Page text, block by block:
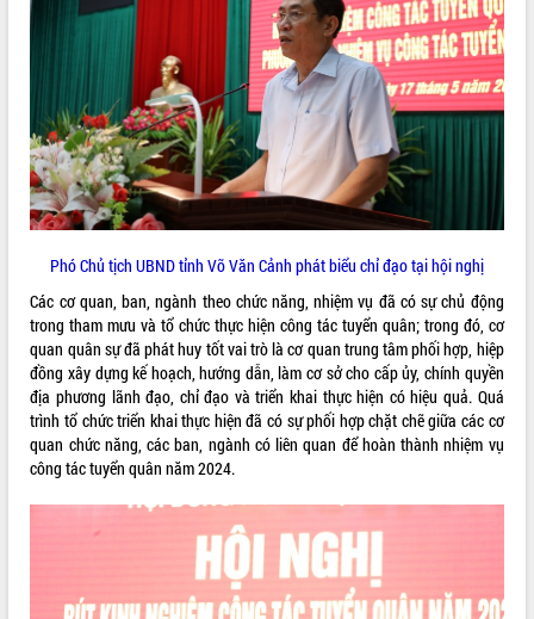
Khám bệnh, cấp phát thuốc miễn phí
và tặng quà người dân xã Cư Pui
Hội nghị UBND tỉnh Đắk Lắk thường kỳ
Lễ truy tặng danh hiệu “Bà Mẹ Việt
Nam Anh hùng” và trao Huân chương
Lao động
UBND tỉnh Đắk Lắk triển khai nhiệm
vụ 6 tháng cuối năm 2026
Kỳ họp thứ Hai, Hội đồng nhân dân
tỉnh khóa XI quyết nghị nhiều nội dung
quan trọng
Bí thư Tỉnh ủy Lương Nguyễn Minh
Triết thăm, tặng quà người có công với
Rà soát, hoàn thiện hệ thống thiết chế
văn hóa, thể thao đáp ứng yêu cầu
phát triển mới
ALBUM ẢNH
Phó Chủ tịch UBND tỉnh Võ Văn Cảnh phát biểu chỉ đạo tại hội nghị
Các cơ quan, ban, ngành theo chức năng, nhiệm vụ đã có sự chủ động
trong tham mưu và tổ chức thực hiện công tác tuyển quân; trong đó, cơ
quan quân sự đã phát huy tốt vai trò là cơ quan trung tâm phối hợp, hiệp
đồng xây dựng kế hoạch, hướng dẫn, làm cơ sở cho cấp ủy, chính quyền
địa phương lãnh đạo, chỉ đạo và triển khai thực hiện có hiệu quả. Quá
trình tổ chức triển khai thực hiện đã có sự phối hợp chặt chẽ giữa các cơ
quan chức năng, các ban, ngành có liên quan để hoàn thành nhiệm vụ
công tác tuyển quân năm 2024.